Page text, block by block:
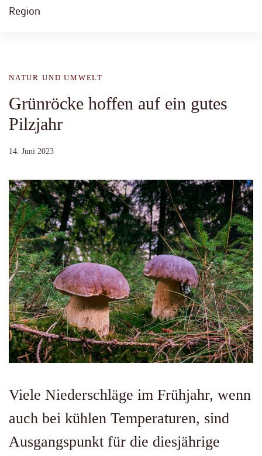
Region
NATUR UND UMWELT
Grünröcke hoffen auf ein gutes
Pilzjahr
14. Juni 2023
Viele Niederschläge im Frühjahr, wenn
auch bei kühlen Temperaturen, sind
Ausgangspunkt für die diesjährige